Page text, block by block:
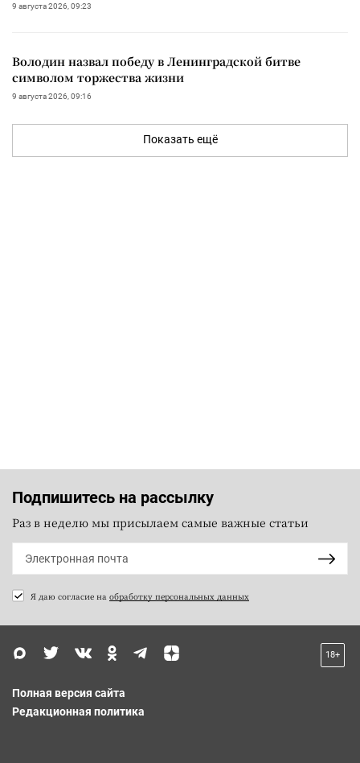
9 августа 2026, 09:23
Володин назвал победу в Ленинградской битве
символом торжества жизни
9 августа 2026, 09:16
Показать ещё
Подпишитесь на рассылку
Раз в неделю мы присылаем самые важные статьи
Я даю согласие на обработку персональных данных
18+
Полная версия сайта
Редакционная политика